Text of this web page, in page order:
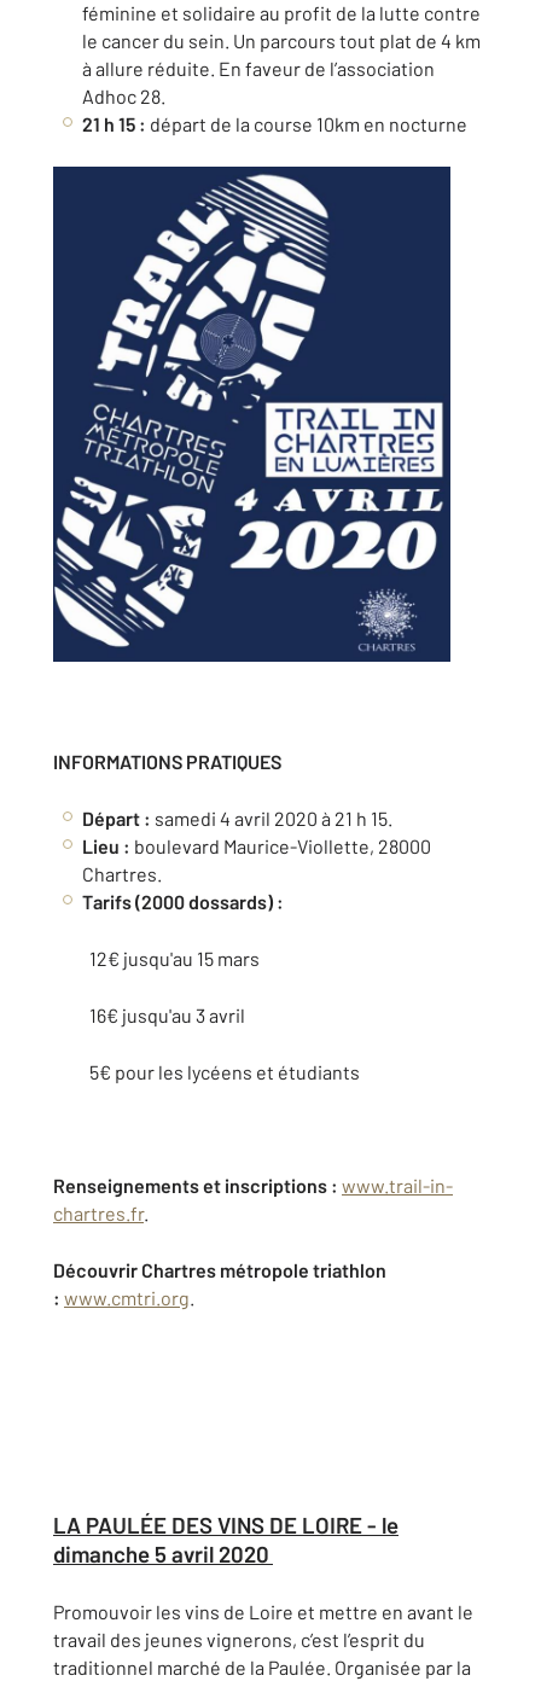
féminine et solidaire au profit de la lutte contre
le cancer du sein. Un parcours tout plat de 4 km
à allure réduite. En faveur de l’association
Adhoc 28.
21 h 15 : départ de la course 10km en nocturne
INFORMATIONS PRATIQUES
Départ : samedi 4 avril 2020 à 21 h 15.
Lieu : boulevard Maurice-Viollette, 28000
Chartres.
Tarifs (2000 dossards) :
12€ jusqu'au 15 mars
16€ jusqu'au 3 avril
5€ pour les lycéens et étudiants
Renseignements et inscriptions : www.trail-in-
chartres.fr.
Découvrir Chartres métropole triathlon
: www.cmtri.org.
LA PAULÉE DES VINS DE LOIRE - le
dimanche 5 avril 2020
Promouvoir les vins de Loire et mettre en avant le
travail des jeunes vignerons, c’est l’esprit du
traditionnel marché de la Paulée. Organisée par la